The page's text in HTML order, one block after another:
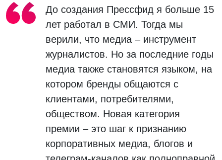
До создания Прессфид я больше 15
лет работал в СМИ. Тогда мы
верили, что медиа – инструмент
журналистов. Но за последние годы
медиа также становятся языком, на
котором бренды общаются с
клиентами, потребителями,
обществом. Новая категория
премии – это шаг к признанию
корпоративных медиа, блогов и